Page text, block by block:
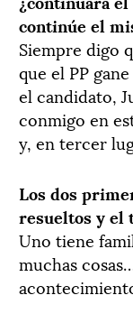
continúe el
Siempre digo
que el PP
el candidato,
conmigo en
y, en tercer
Los dos
resueltos y el
Uno tiene
muchas